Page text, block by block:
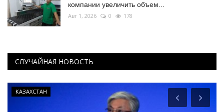
компании увеличить объем...
Авг 1, 2026 0 178
СЛУЧАЙНАЯ НОВОСТЬ
КАЗАХСТАН